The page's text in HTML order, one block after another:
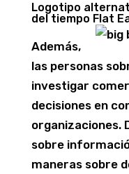
Logotipo
del tiempo Flat
Además,
las personas
investigar
decisiones en
organizaciones.
sobre
maneras sobre